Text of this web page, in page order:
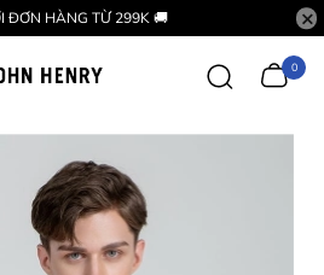
ĐƠN HÀNG TỪ 299K 🚚
0